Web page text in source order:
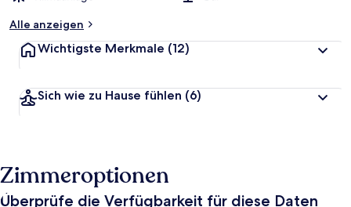
Alle anzeigen
Wichtigste Merkmale (12)
Sich wie zu Hause fühlen (6)
Zimmeroptionen
Überprüfe die Verfügbarkeit für diese Daten